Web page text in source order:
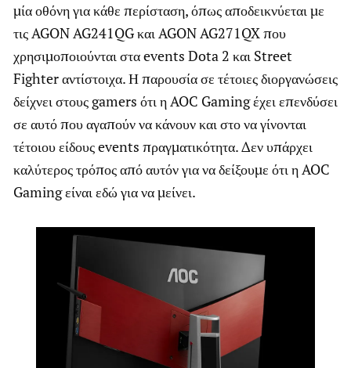
μία οθόνη για κάθε περίσταση, όπως αποδεικνύεται με
τις AGON AG241QG και AGON AG271QX που
χρησιμοποιούνται στα events Dota 2 και Street
Fighter αντίστοιχα. Η παρουσία σε τέτοιες διοργανώσεις
δείχνει στους gamers ότι η AOC Gaming έχει επενδύσει
σε αυτό που αγαπούν να κάνουν και στο να γίνονται
τέτοιου είδους events πραγματικότητα. Δεν υπάρχει
καλύτερος τρόπος από αυτόν για να δείξουμε ότι η AOC
Gaming είναι εδώ για να μείνει.